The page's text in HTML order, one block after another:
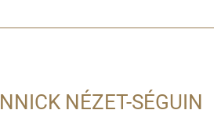
NÉZET-SÉGUIN